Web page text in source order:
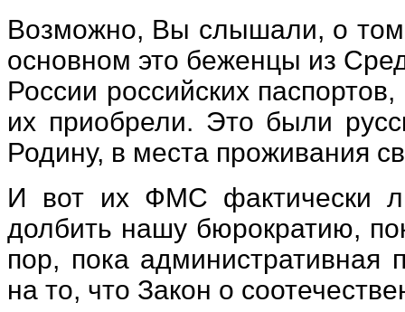
Возможно, Вы слышали, о том
основном это беженцы из
России российских
их приобрели. Это были
Родину, в места проживания
И вот их ФМС фактически
долбить нашу бюрократию,
пор, пока административная
на то, что Закон о